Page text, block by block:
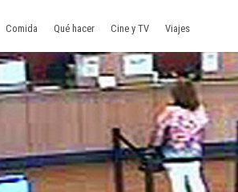
Comida Qué hacer Cine y TV Viajes